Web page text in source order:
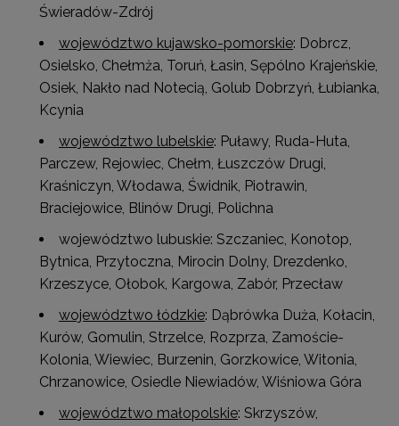
Świeradów-Zdrój
województwo kujawsko-pomorskie: Dobrcz,
Osielsko, Chełmża, Toruń, Łasin, Sępólno Krajeńskie,
Osiek, Nakło nad Notecią, Golub Dobrzyń, Łubianka,
Kcynia
województwo lubelskie: Puławy, Ruda-Huta,
Parczew, Rejowiec, Chełm, Łuszczów Drugi,
Kraśniczyn, Włodawa, Świdnik, Piotrawin,
Braciejowice, Blinów Drugi, Polichna
województwo lubuskie: Szczaniec, Konotop,
Bytnica, Przytoczna, Mirocin Dolny, Drezdenko,
Krzeszyce, Ołobok, Kargowa, Zabór, Przecław
województwo łódzkie: Dąbrówka Duża, Kołacin,
Kurów, Gomulin, Strzelce, Rozprza, Zamoście-
Kolonia, Wiewiec, Burzenin, Gorzkowice, Witonia,
Chrzanowice, Osiedle Niewiadów, Wiśniowa Góra
województwo małopolskie: Skrzyszów,